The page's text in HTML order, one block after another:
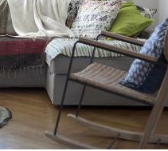
Maison D'hôtes
On Décode La Déco
De Style
Renovation